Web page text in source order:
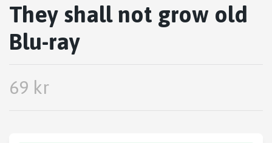
They shall not grow old
Blu-ray
69 kr